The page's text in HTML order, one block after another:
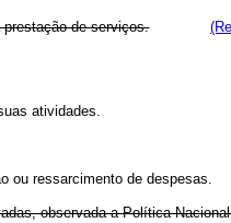
de serviços.
atividades.
ou ressarcimento de despesas.
observada a Política